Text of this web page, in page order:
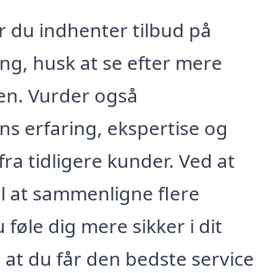
du indhenter tilbud på
husk at se efter mere
Vurder også
erfaring, ekspertise og
tidligere kunder. Ved at
at sammenligne flere
føle dig mere sikker i dit
du får den bedste service